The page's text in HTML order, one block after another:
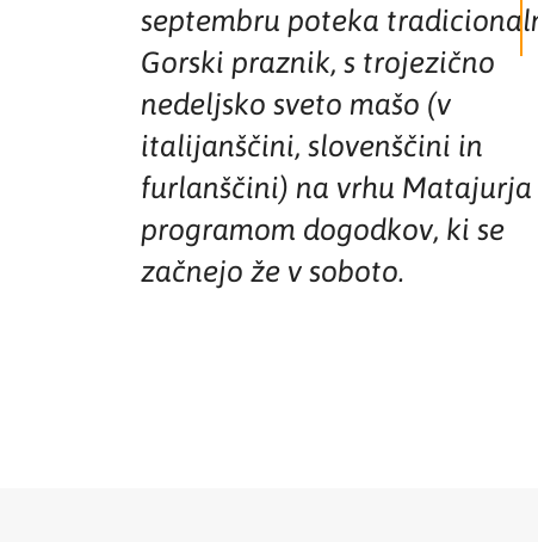
septembru poteka
Gorski praznik, s trojezično
nedeljsko sveto mašo (v
italijanščini, slovenščini in
furlanščini) na vrhu
programom dogodkov, ki se
začnejo že v soboto.